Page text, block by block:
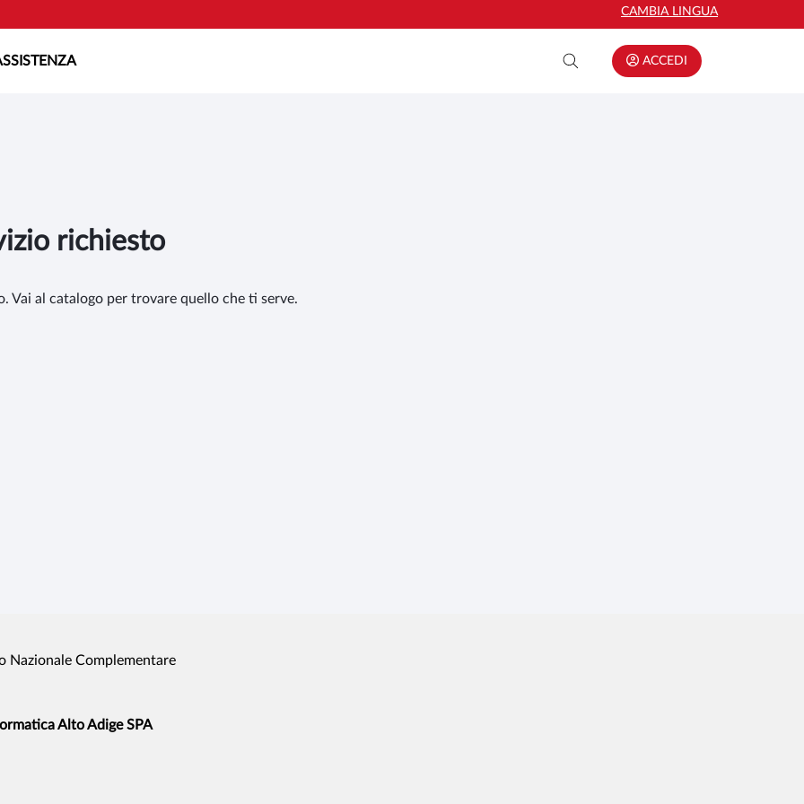
CAMBIA LINGUA
ACCEDI
richiesto
Vai al catalogo per trovare quello che ti serve.
Nazionale Complementare
Alto Adige SPA